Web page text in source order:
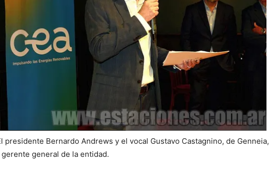
presidente Bernardo Andrews y el vocal Gustavo Castagnino, de Genneia,
general de la entidad.